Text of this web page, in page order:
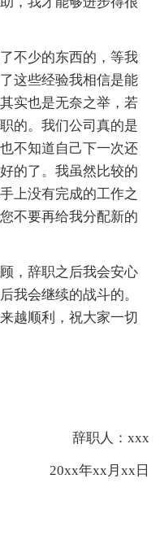
不少的东西的，等我
这些经验我相信是能
实也是无奈之举，若
的。我们公司真的是
不知道自己下一次还
的了。我虽然比较的
上没有完成的工作之
不要再给我分配新的
，辞职之后我会安心
我会继续的战斗的。
越顺利，祝大家一切
辞职人：xxx
20xx年xx月xx日